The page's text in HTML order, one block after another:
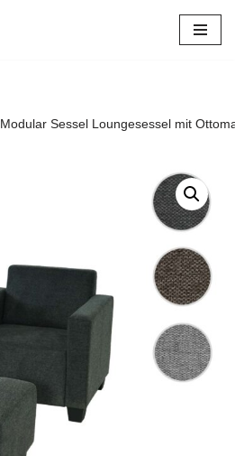
Modular Sessel Loungesessel mit